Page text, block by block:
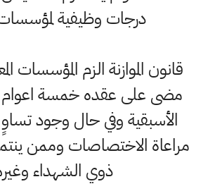
درجات وظيفية
قانون الموازنة الزم المؤسسات
مضى على عقده خمسة
الأسبقية وفي حال وجود
مراعاة الاختصاصات وممن
ذوي الشهداء